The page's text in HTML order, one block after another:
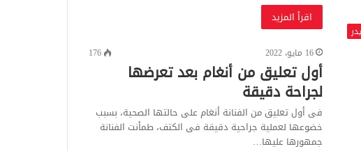
اقرأ المزيد
16 مايو، 2022
176
أول تعليق من أنغام بعد تعرضها
لجراحة دقيقة
فى أول تعليق من الفنانة أنغام على حالتها الصحية، بسبب
خضوعها لعملية جراحية دقيقة فى الكتف، طمأنت الفنانة
جمهورها عليها…